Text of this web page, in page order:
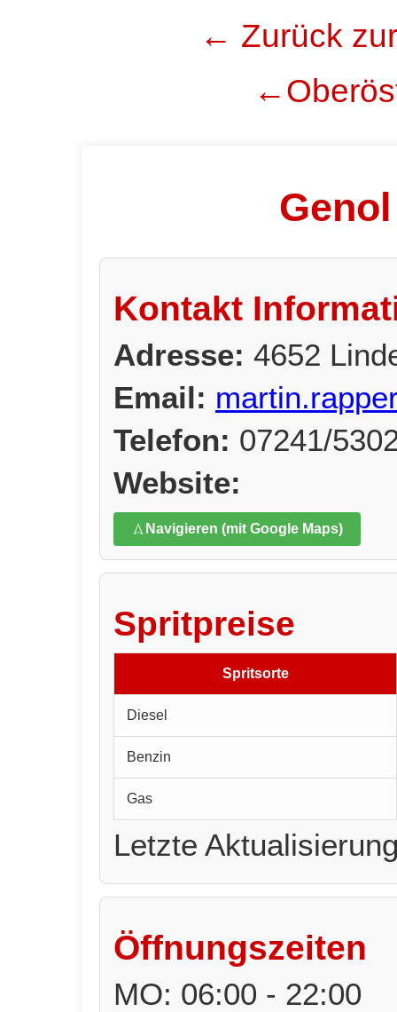
← Zurück
Kontakt
Adresse: 4652
Email:
Telefon: 07241/
Website:
Navigieren (mit Google Maps)
Spritpreise
Spritsorte
Diesel
Benzin
Gas
Letzte
Öffnungszeiten
MO: 06:00 - 22:00